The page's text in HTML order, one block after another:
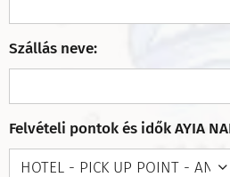
Szállás neve:
Felvételi pontok és idők AYIA